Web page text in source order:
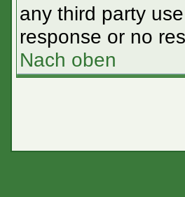
any third party
response or no
Nach oben